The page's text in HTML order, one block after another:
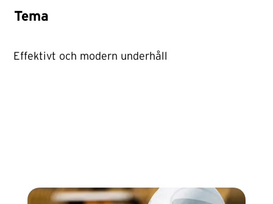
Tema
Effektivt och modern underhåll